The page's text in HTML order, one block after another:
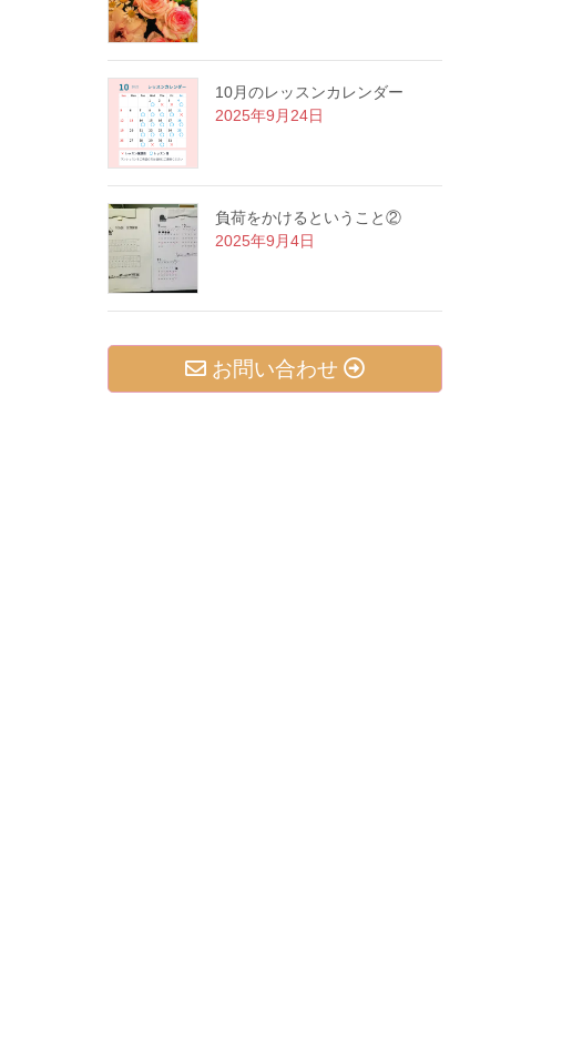
10月のレッスンカレンダー
2025年9月24日
負荷をかけるということ②
2025年9月4日
お問い合わせ